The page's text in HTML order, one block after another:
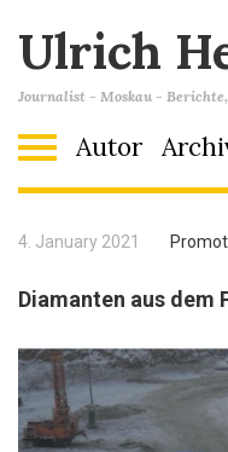
Ulrich
Journalist - Moskau -
Autor
4. January 2021
Diamanten aus